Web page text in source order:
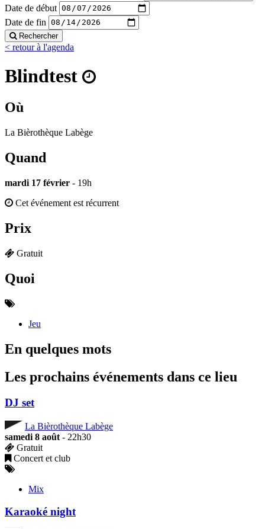
Date de début
Date de fin
Rechercher
< retour à l'agenda
Blindtest
Où
La Bièrothèque Labège
Quand
mardi 17 février - 19h
Cet événement est récurrent
Prix
Gratuit
Quoi
Jeu
En quelques mots
Les prochains événements dans ce lieu
DJ set
La Bièrothèque Labège
samedi 8 août - 22h30
Gratuit
Concert et club
Mix
Karaoké night